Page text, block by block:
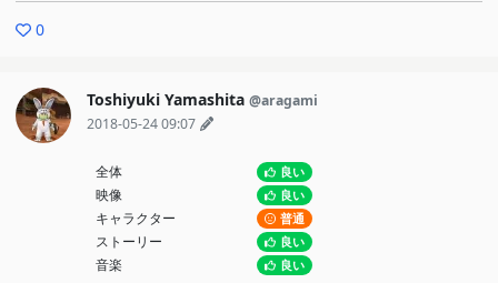
0
Toshiyuki Yamashita @aragami
2018-05-24 09:07
全体 良い
映像 良い
キャラクター 普通
ストーリー 良い
音楽 良い